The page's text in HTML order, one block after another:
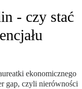
- czy stać
ekonomicznego
gap, czyli nierówności